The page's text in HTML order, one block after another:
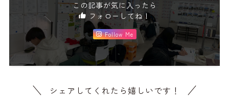
この記事が気に入ったら
フォローしてね！
Follow Me
シェアしてくれたら嬉しいです！